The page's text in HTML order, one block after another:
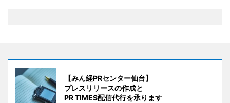
【みん経PRセンター仙台】
プレスリリースの作成と
PR TIMES配信代行を承ります